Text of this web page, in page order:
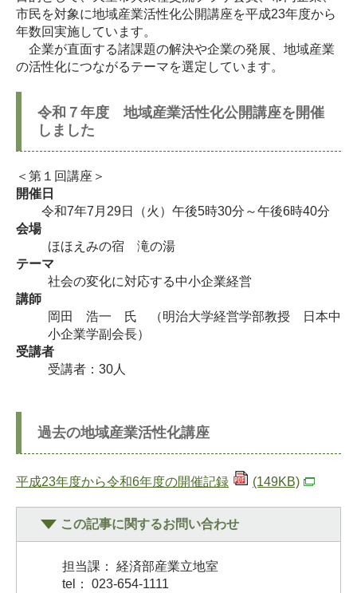
市民を対象に地域産業活性化公開講座を平成23年度から
年数回実施しています。
企業が直面する諸課題の解決や企業の発展、地域産業
の活性化につながるテーマを選定しています。
令和７年度 地域産業活性化公開講座を開催
しました
＜第１回講座＞
開催日
令和7年7月29日（火）午後5時30分～午後6時40分
会場
ほほえみの宿 滝の湯
テーマ
社会の変化に対応する中小企業経営
講師
岡田 浩一 氏 （明治大学経営学部教授 日本中
小企業学副会長）
受講者
受講者：30人
過去の地域産業活性化講座
平成23年度から令和6年度の開催記録 (149KB)
この記事に関するお問い合わせ
担当課： 経済部産業立地室
tel： 023-654-1111